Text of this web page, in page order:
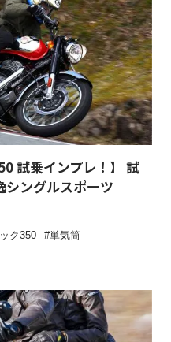
試乗インプレ！】 試
ングルスポーツ
ク350
単気筒